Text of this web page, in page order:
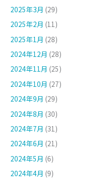
2025年3月 (29)
2025年2月 (11)
2025年1月 (28)
2024年12月 (28)
2024年11月 (25)
2024年10月 (27)
2024年9月 (29)
2024年8月 (30)
2024年7月 (31)
2024年6月 (21)
2024年5月 (6)
2024年4月 (9)